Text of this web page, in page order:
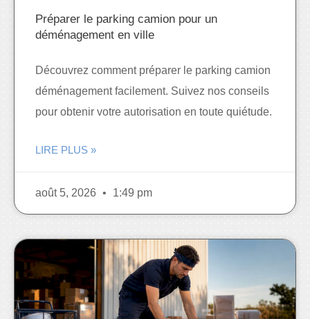
Préparer le parking camion pour un
déménagement en ville
Découvrez comment préparer le parking camion
déménagement facilement. Suivez nos conseils
pour obtenir votre autorisation en toute quiétude.
LIRE PLUS »
août 5, 2026 1:49 pm